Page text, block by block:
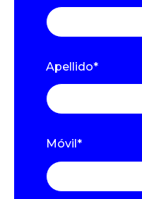
Apellido*
Móvil *